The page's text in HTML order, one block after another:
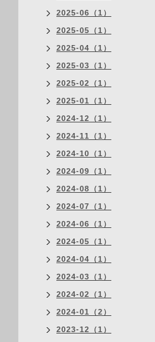
2025-06（1）
2025-05（1）
2025-04（1）
2025-03（1）
2025-02（1）
2025-01（1）
2024-12（1）
2024-11（1）
2024-10（1）
2024-09（1）
2024-08（1）
2024-07（1）
2024-06（1）
2024-05（1）
2024-04（1）
2024-03（1）
2024-02（1）
2024-01（2）
2023-12（1）